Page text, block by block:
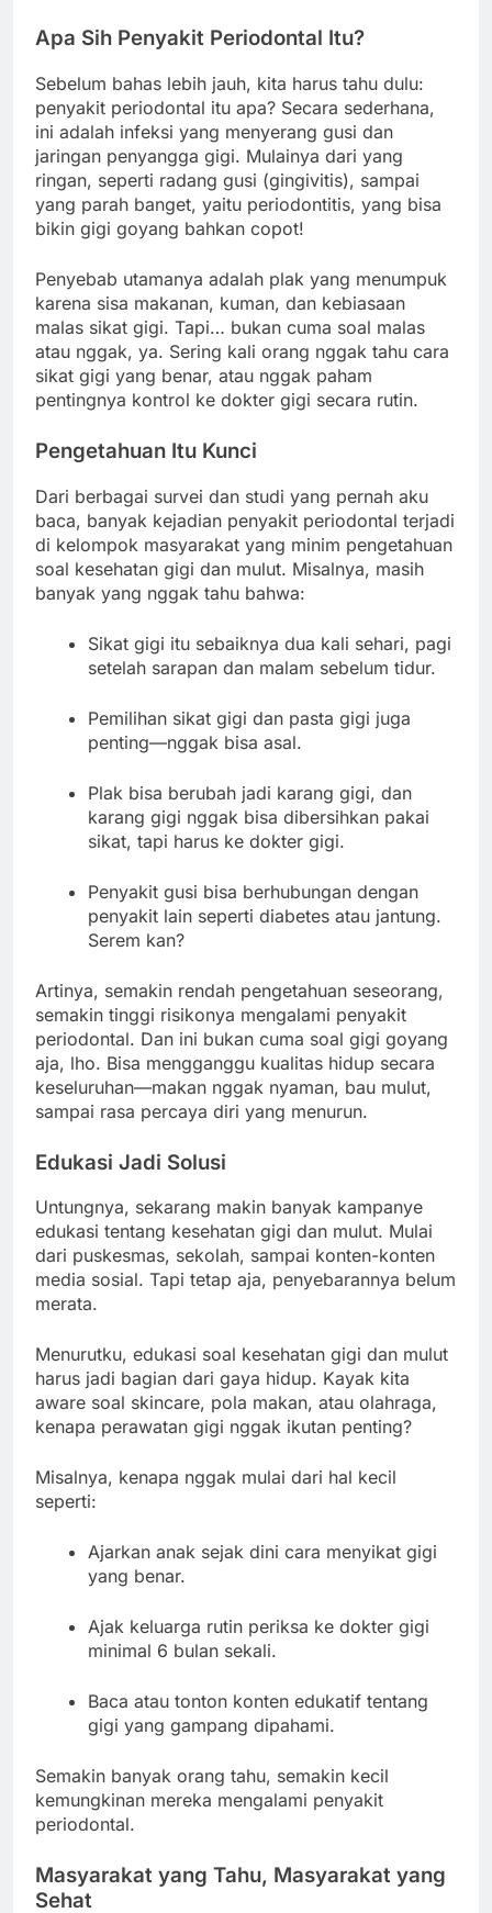
Apa Sih Penyakit Periodontal Itu?
Sebelum bahas lebih jauh, kita harus tahu dulu:
penyakit periodontal itu apa? Secara sederhana,
ini adalah infeksi yang menyerang gusi dan
jaringan penyangga gigi. Mulainya dari yang
ringan, seperti radang gusi (gingivitis), sampai
yang parah banget, yaitu periodontitis, yang bisa
bikin gigi goyang bahkan copot!
Penyebab utamanya adalah plak yang menumpuk
karena sisa makanan, kuman, dan kebiasaan
malas sikat gigi. Tapi… bukan cuma soal malas
atau nggak, ya. Sering kali orang nggak tahu cara
sikat gigi yang benar, atau nggak paham
pentingnya kontrol ke dokter gigi secara rutin.
Pengetahuan Itu Kunci
Dari berbagai survei dan studi yang pernah aku
baca, banyak kejadian penyakit periodontal terjadi
di kelompok masyarakat yang minim pengetahuan
soal kesehatan gigi dan mulut. Misalnya, masih
banyak yang nggak tahu bahwa:
Sikat gigi itu sebaiknya dua kali sehari, pagi
setelah sarapan dan malam sebelum tidur.
Pemilihan sikat gigi dan pasta gigi juga
penting—nggak bisa asal.
Plak bisa berubah jadi karang gigi, dan
karang gigi nggak bisa dibersihkan pakai
sikat, tapi harus ke dokter gigi.
Penyakit gusi bisa berhubungan dengan
penyakit lain seperti diabetes atau jantung.
Serem kan?
Artinya, semakin rendah pengetahuan seseorang,
semakin tinggi risikonya mengalami penyakit
periodontal. Dan ini bukan cuma soal gigi goyang
aja, lho. Bisa mengganggu kualitas hidup secara
keseluruhan—makan nggak nyaman, bau mulut,
sampai rasa percaya diri yang menurun.
Edukasi Jadi Solusi
Untungnya, sekarang makin banyak kampanye
edukasi tentang kesehatan gigi dan mulut. Mulai
dari puskesmas, sekolah, sampai konten-konten
media sosial. Tapi tetap aja, penyebarannya belum
merata.
Menurutku, edukasi soal kesehatan gigi dan mulut
harus jadi bagian dari gaya hidup. Kayak kita
aware soal skincare, pola makan, atau olahraga,
kenapa perawatan gigi nggak ikutan penting?
Misalnya, kenapa nggak mulai dari hal kecil
seperti:
Ajarkan anak sejak dini cara menyikat gigi
yang benar.
Ajak keluarga rutin periksa ke dokter gigi
minimal 6 bulan sekali.
Baca atau tonton konten edukatif tentang
gigi yang gampang dipahami.
Semakin banyak orang tahu, semakin kecil
kemungkinan mereka mengalami penyakit
periodontal.
Masyarakat yang Tahu, Masyarakat yang
Sehat